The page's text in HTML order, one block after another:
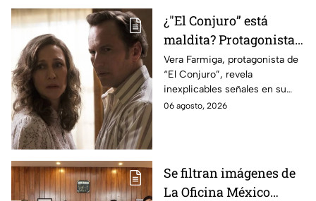
¿"El Conjuro” está
maldita? Protagonista
revela INQUIETANTES
señales en su cuerpo
durante la grabación de
la película
Vera Farmiga, protagonista de
“El Conjuro”, revela
inexplicables señales en su
cuerpo durante el rodaje de la
06 agosto, 2026
Se filtran imágenes de
La Oficina México